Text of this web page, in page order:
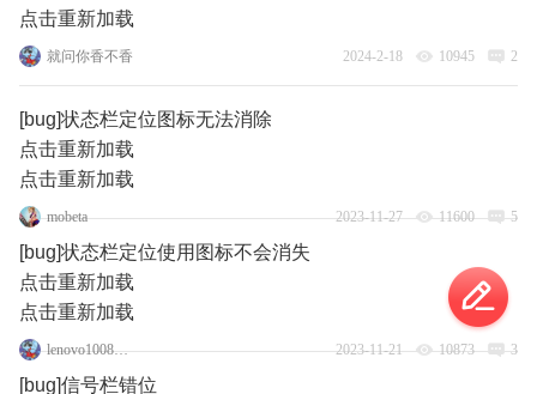
点击重新加载
就问你香不香 2024-2-18 10945 2
[bug]状态栏定位图标无法消除
点击重新加载
点击重新加载
mobeta 2023-11-27 11600 5
[bug]状态栏定位使用图标不会消失
点击重新加载
点击重新加载
lenovo100824938 2023-11-21 10873 3
[bug]信号栏错位